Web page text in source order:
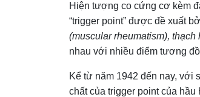
Hiện tượng co cứng cơ kèm
“trigger point” được đề xuất
(muscular rheumatism),
nhau với nhiều điểm tương
Kể từ năm 1942 đến nay, với
chất của trigger point của